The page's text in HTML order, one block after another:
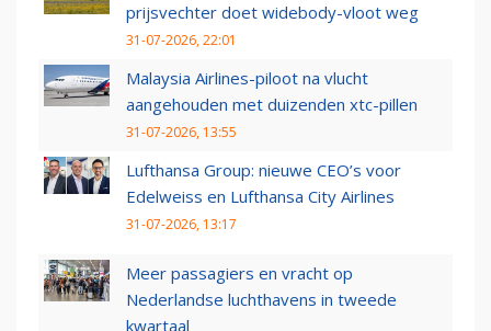
prijsvechter doet widebody-vloot weg
31-07-2026, 22:01
Malaysia Airlines-piloot na vlucht
aangehouden met duizenden xtc-pillen
31-07-2026, 13:55
Lufthansa Group: nieuwe CEO’s voor
Edelweiss en Lufthansa City Airlines
31-07-2026, 13:17
Meer passagiers en vracht op
Nederlandse luchthavens in tweede
kwartaal